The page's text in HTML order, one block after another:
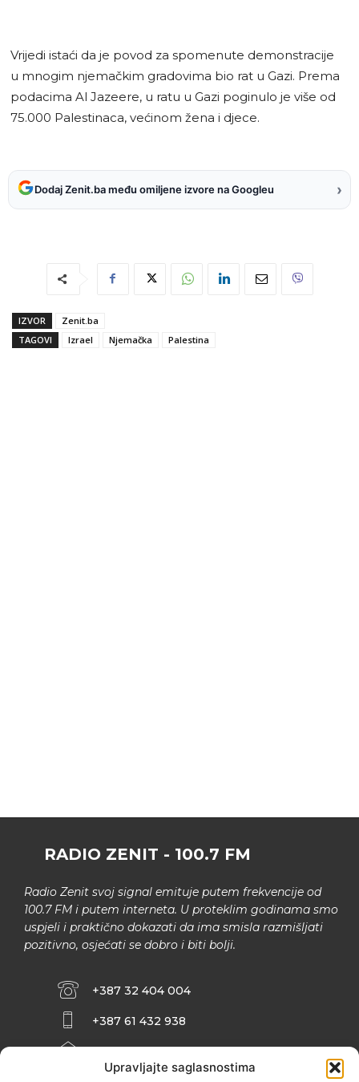
Upravljajte saglasnostima
Vrijedi istaći da je povod za spomenute demonstracije
u mnogim njemačkim gradovima bio rat u Gazi. Prema
podacima Al Jazeere, u ratu u Gazi poginulo je više od
75.000 Palestinaca, većinom žena i djece.
Dodaj Zenit.ba među omiljene izvore na Googleu ›
IZVOR
Zenit.ba
TAGOVI
Izrael Njemačka Palestina
RADIO ZENIT - 100.7 FM
Radio Zenit svoj signal emituje putem frekvencije od
100.7 FM i putem interneta. U proteklim godinama smo
uspjeli i praktično dokazati da ima smisla razmišljati
pozitivno, osjećati se dobro i biti bolji.
+387 32 404 004
+387 61 432 938
INFO@ZENIT.BA